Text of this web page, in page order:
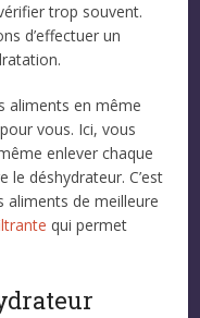
trop souvent.
d’effectuer un
aliments en même
vous. Ici, vous
enlever chaque
déshydrateur. C’est
aliments de meilleure
qui permet